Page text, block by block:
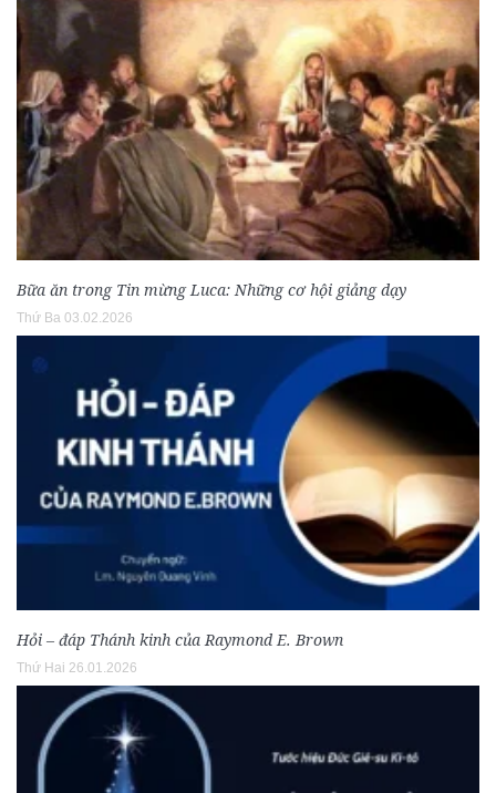
Bữa ăn trong Tin mừng Luca: Những cơ hội giảng dạy
Thứ Ba 03.02.2026
Hỏi – đáp Thánh kinh của Raymond E. Brown
Thứ Hai 26.01.2026